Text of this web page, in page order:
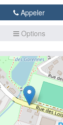
Appeler
Options